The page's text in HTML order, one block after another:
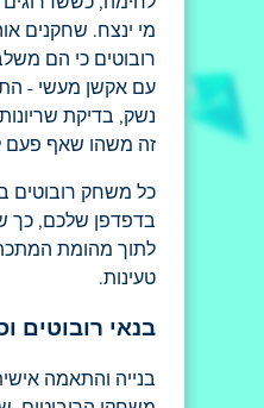
מי ינצח. שחקנים
רובוטים כי הם
עם אקשן מעשי -
נשק, בדיקת
זה משהו שאף פעם
בדפדפן שלכם, כך
לתוך מהומת
טעינות.
בנאי רובוטים
בנייה והתאמה